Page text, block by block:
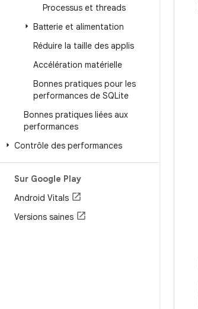
Processus et threads
Batterie et alimentation
Réduire la taille des applis
Accélération matérielle
Bonnes pratiques pour les
performances de SQLite
Bonnes pratiques liées aux
performances
Contrôle des performances
Sur Google Play
Android Vitals
Versions saines